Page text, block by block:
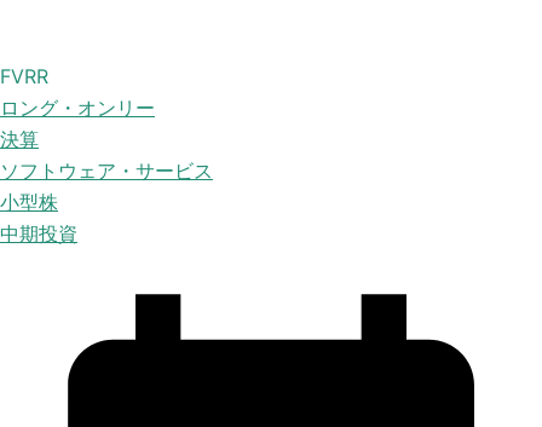
FVRR
ロング・オンリー
決算
ソフトウェア・サービス
小型株
中期投資